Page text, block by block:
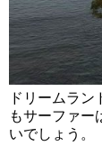
ドリームラ
もサーファー
いでしょう。